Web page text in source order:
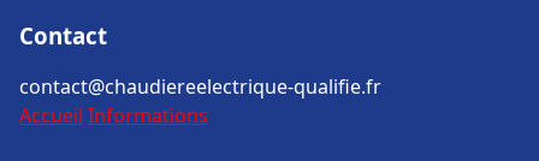
Contact
contact@chaudiereelectrique-qualifie.fr
Accueil Informations